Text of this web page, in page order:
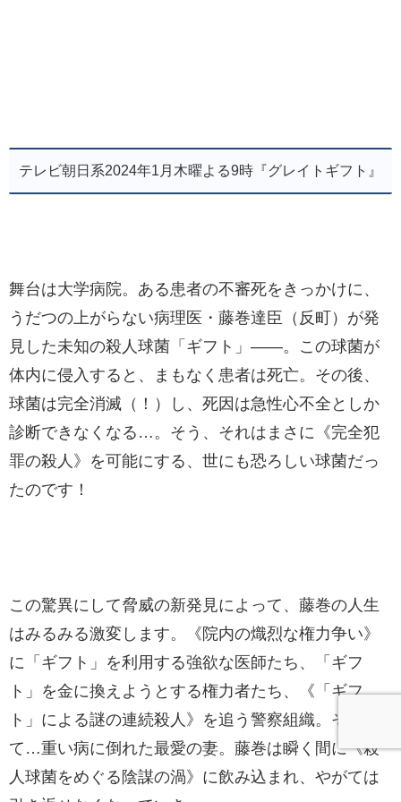
テレビ朝日系2024年1月木曜よる9時『グレイトギフト』
舞台は大学病院。ある患者の不審死をきっかけに、
うだつの上がらない病理医・藤巻達臣（反町）が発
見した未知の殺人球菌「ギフト」――。この球菌が
体内に侵入すると、まもなく患者は死亡。その後、
球菌は完全消滅（！）し、死因は急性心不全としか
診断できなくなる…。そう、それはまさに《完全犯
罪の殺人》を可能にする、世にも恐ろしい球菌だっ
たのです！
この驚異にして脅威の新発見によって、藤巻の人生
はみるみる激変します。《院内の熾烈な権力争い》
に「ギフト」を利用する強欲な医師たち、「ギフ
ト」を金に換えようとする権力者たち、《「ギフ
ト」による謎の連続殺人》を追う警察組織。そし
て…重い病に倒れた最愛の妻。藤巻は瞬く間に《殺
人球菌をめぐる陰謀の渦》に飲み込まれ、やがては